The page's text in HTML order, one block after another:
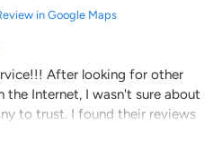
in Google Maps
After looking for other
the Internet, I wasn't sure about
to trust. I found their reviews